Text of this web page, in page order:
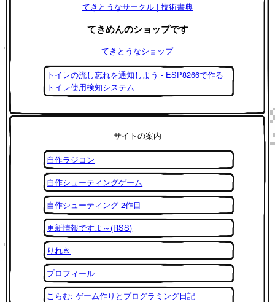
てきとうなサークル | 技術書典
てきめんのショップです
てきとうなショップ
トイレの流し忘れを通知しよう - ESP8266で作る
トイレ使用検知システム -
サイトの案内
自作ラジコン
自作シューティングゲーム
自作シューティング 2作目
更新情報ですよ～(RSS)
りれき
プロフィール
こらむ: ゲーム作りとプログラミング日記